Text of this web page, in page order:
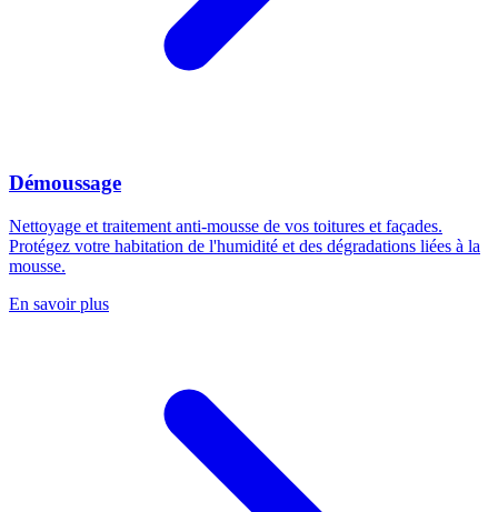
Démoussage
Nettoyage et traitement anti-mousse de vos toitures et façades.
Protégez votre habitation de l'humidité et des dégradations liées à la
mousse.
En savoir plus